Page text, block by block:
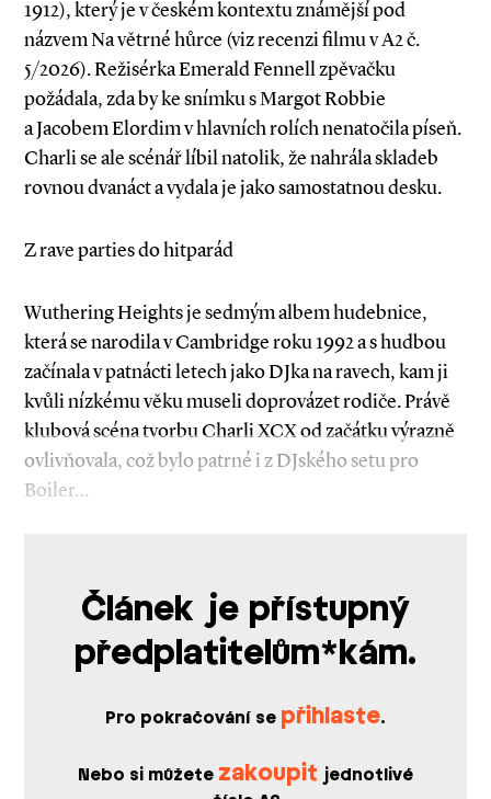
1912), který je v českém ­kontextu známější pod
názvem Na větrné hůrce (viz re­cenzi filmu v A2 č.
5/2026). Režisérka Eme­­rald Fennell zpěvačku
požádala, zda by ke snímku s Margot Robbie
a Jacobem Elordim v hlavních rolích nenatočila píseň.
Charli se ale scénář líbil natolik, že nahrála skladeb
rovnou dvanáct a vydala je jako samostatnou desku.
Z rave parties do hitparád
Wuthering Heights je sedmým albem hudebnice,
která se narodila v Cambridge roku 1992 a s hudbou
začínala v patnácti letech jako DJka na ravech, kam ji
kvůli nízkému věku museli doprovázet rodiče. Právě
klubová scéna tvorbu Charli XCX od začátku výrazně
ovlivňovala, což bylo patrné i z DJského setu pro
Boiler…
Článek je přístupný
předplatitelům*kám.
Pro pokračování se přihlaste.
Nebo si můžete zakoupit jednotlivé